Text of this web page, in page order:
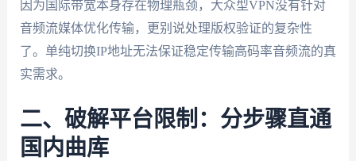
因为国际带宽本身存在物理瓶颈，大众型VPN没有针对
音频流媒体优化传输，更别说处理版权验证的复杂性
了。单纯切换IP地址无法保证稳定传输高码率音频流的真
实需求。
二、破解平台限制：分步骤直通
国内曲库